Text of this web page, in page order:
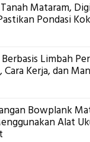
Tanah Mataram,
Pondasi
Limbah
Kerja, dan
Cooler
Limbah
Bowplank
Alat